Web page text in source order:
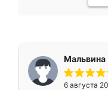
Мальвина
6 августа